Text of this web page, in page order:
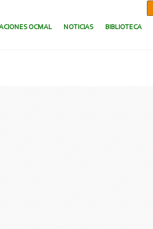
OCMAL NOTICIAS BIBLIOTECA